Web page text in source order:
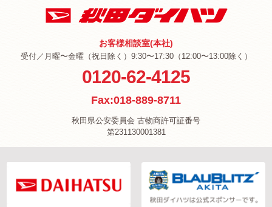
お客様相談室(本社)
受付／月曜〜金曜（祝日除く）9:30〜17:30（12:00〜13:00除く）
0120-62-4125
Fax:018-889-8711
秋田県公安委員会 古物商許可証番号
第231130001381